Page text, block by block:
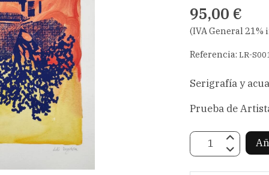
95,00 €
(IVA General
Referencia: LR-
Serigrafía y
Prueba de